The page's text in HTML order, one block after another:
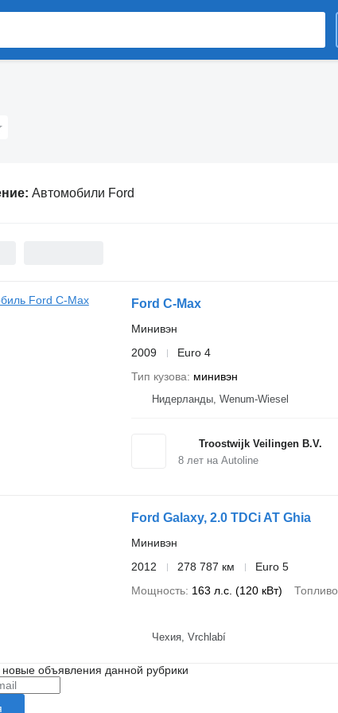
Автомобили Ford
Ford C-Max
Минивэн
2009
Euro 4
Тип кузова
минивэн
Нидерланды, Wenum-Wiesel
Troostwijk Veilingen B.V.
8лет на Autoline
Ford Galaxy, 2.0 TDCi AT Ghia
Минивэн
2012
278 787 км
Euro 5
Мощность 163 л.с. (120 кВт) Топливо
Чехия, Vrchlabí
объявления данной рубрики